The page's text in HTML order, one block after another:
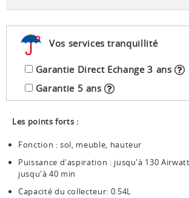
Vos services tranquillité
Garantie Direct Echange 3 ans
Garantie 5 ans
Les points forts :
Fonction : sol, meuble, hauteur
Puissance d'aspiration : jusqu'à 130
jusqu'à 40 min
Capacité du collecteur: 0.54L